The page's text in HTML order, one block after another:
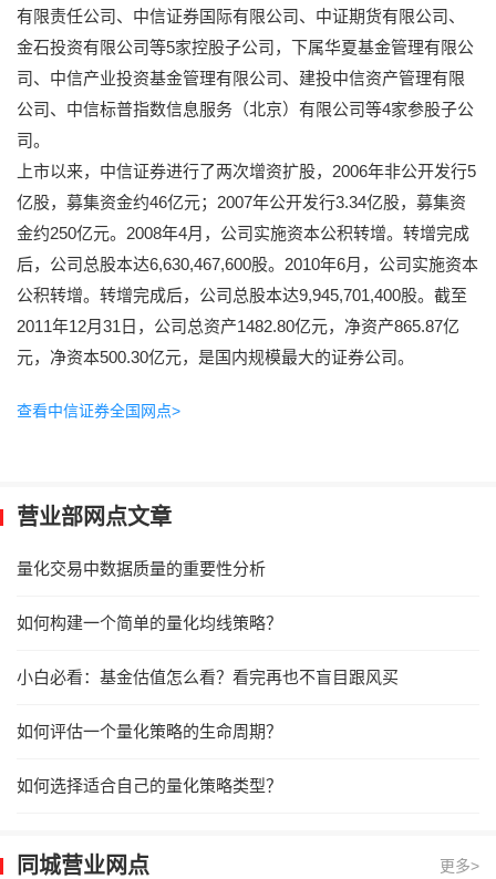
有限责任公司、中信证券国际有限公司、中证期货有限公司、
金石投资有限公司等5家控股子公司，下属华夏基金管理有限公
司、中信产业投资基金管理有限公司、建投中信资产管理有限
公司、中信标普指数信息服务（北京）有限公司等4家参股子公
司。
上市以来，中信证券进行了两次增资扩股，2006年非公开发行5
亿股，募集资金约46亿元；2007年公开发行3.34亿股，募集资
金约250亿元。2008年4月，公司实施资本公积转增。转增完成
后，公司总股本达6,630,467,600股。2010年6月，公司实施资本
公积转增。转增完成后，公司总股本达9,945,701,400股。截至
2011年12月31日，公司总资产1482.80亿元，净资产865.87亿
元，净资本500.30亿元，是国内规模最大的证券公司。
查看中信证券全国网点>
营业部网点文章
量化交易中数据质量的重要性分析
如何构建一个简单的量化均线策略？
小白必看：基金估值怎么看？看完再也不盲目跟风买
如何评估一个量化策略的生命周期？
如何选择适合自己的量化策略类型？
同城营业网点 更多>